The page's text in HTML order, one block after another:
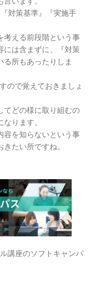
対策基準』『実施手
考える前段階という事
には含まずに、『対策
所もあったりしま
ので覚えておきましょ
てどの様に取り組むの
ります。
容を知らないという事
たい所ですね。
講座のソフトキャンパ